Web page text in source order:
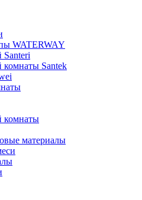
WATERWAY
Santeri
комнаты Santek
комнаты
материалы